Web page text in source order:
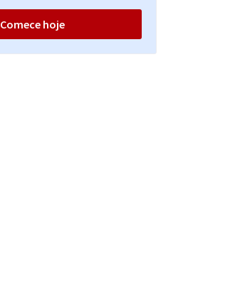
Comece hoje